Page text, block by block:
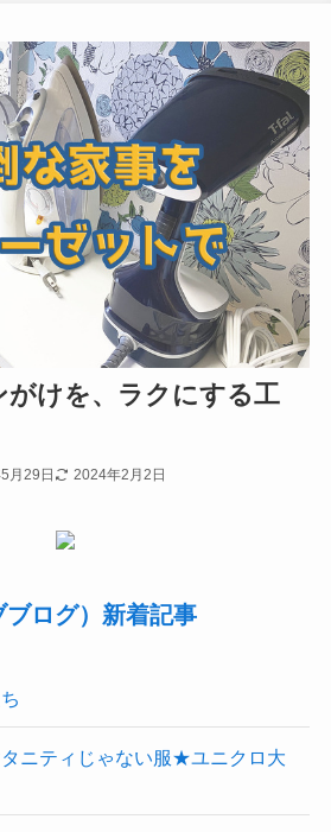
がけを、ラクにする工
月29日 2024年2月2日
ログ）新着記事
ニティじゃない服★ユニクロ大